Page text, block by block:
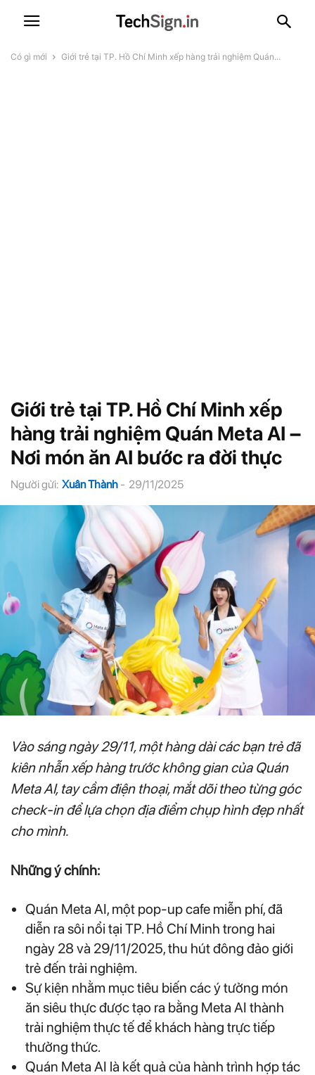
Có gì mới Giới trẻ tại TP. Hồ Chí Minh xếp hàng trải nghiệm Quán...
Giới trẻ tại TP. Hồ Chí Minh xếp
hàng trải nghiệm Quán Meta AI –
Nơi món ăn AI bước ra đời thực
Người gửi: Xuân Thành - 29/11/2025
Vào sáng ngày 29/11, một hàng dài các bạn trẻ đã
kiên nhẫn xếp hàng trước không gian của Quán
Meta AI, tay cầm điện thoại, mắt dõi theo từng góc
check-in để lựa chọn địa điểm chụp hình đẹp nhất
cho mình.
Những ý chính:
Quán Meta AI, một pop-up cafe miễn phí, đã
diễn ra sôi nổi tại TP. Hồ Chí Minh trong hai
ngày 28 và 29/11/2025, thu hút đông đảo giới
trẻ đến trải nghiệm.
Sự kiện nhằm mục tiêu biến các ý tưởng món
ăn siêu thực được tạo ra bằng Meta AI thành
trải nghiệm thực tế để khách hàng trực tiếp
thưởng thức.
Quán Meta AI là kết quả của hành trình hợp tác